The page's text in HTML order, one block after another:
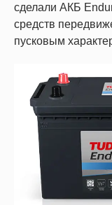
сделали АКБ
средств
пусковым